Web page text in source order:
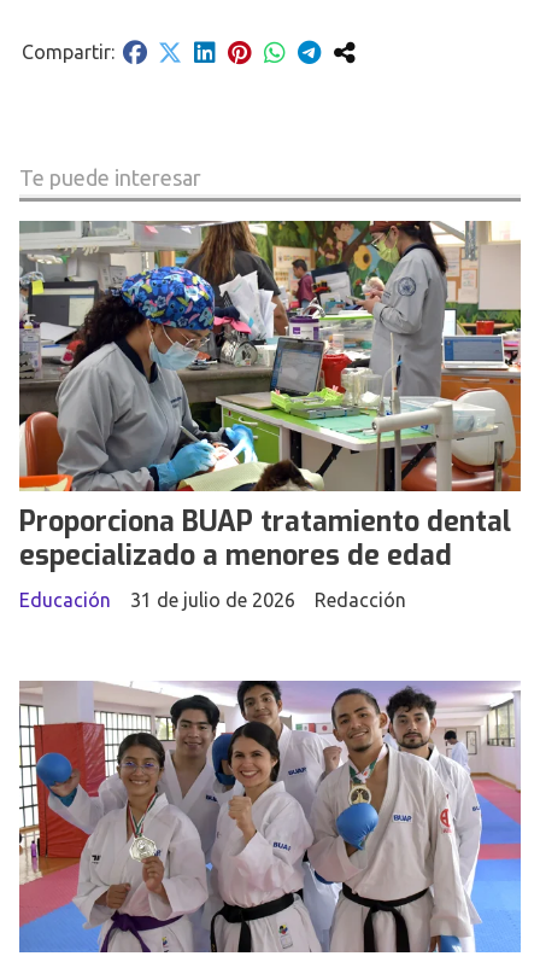
Te puede interesar
Proporciona BUAP tratamiento dental
especializado a menores de edad
Redacción
Educación 31 de julio de 2026